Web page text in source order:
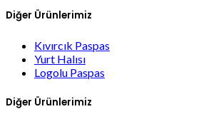
Diğer Ürünlerimiz
Kıvırcık Paspas
Yurt Halısı
Logolu Paspas
Diğer Ürünlerimiz